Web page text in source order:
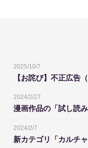
2025/10/7
【お詫び】不正広告
2024/2/27
漫画作品の「試し読
2024/2/7
新カテゴリ「カルチ